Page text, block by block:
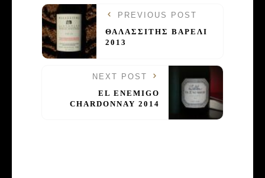
PREVIOUS POST
ΘΑΛΑΣΣΙΤΗΣ ΒΑΡΕΛΙ
2013
NEXT POST
EL ENEMIGO
CHARDONNAY 2014